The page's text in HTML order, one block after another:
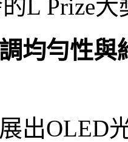
L Prize大
均勻性與
出OLED